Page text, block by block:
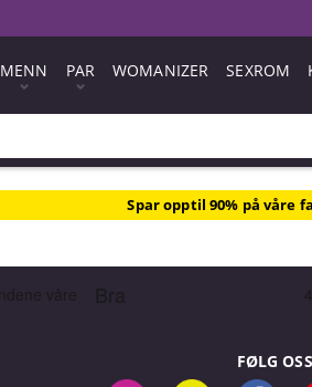
MENN PAR WOMANIZER SEXROM
Spar opptil 90% på våre
FØLG